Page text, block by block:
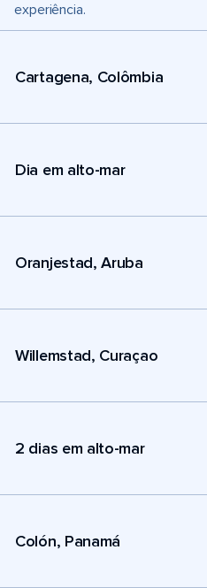
experiência.
Cartagena, Colômbia
Dia em alto-mar
Oranjestad, Aruba
Willemstad, Curaçao
2 dias em alto-mar
Colón, Panamá